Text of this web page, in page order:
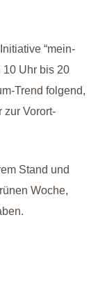
“mein-
10 Uhr bis 20
Trend folgend,
zur Vorort-
Stand und
Woche,